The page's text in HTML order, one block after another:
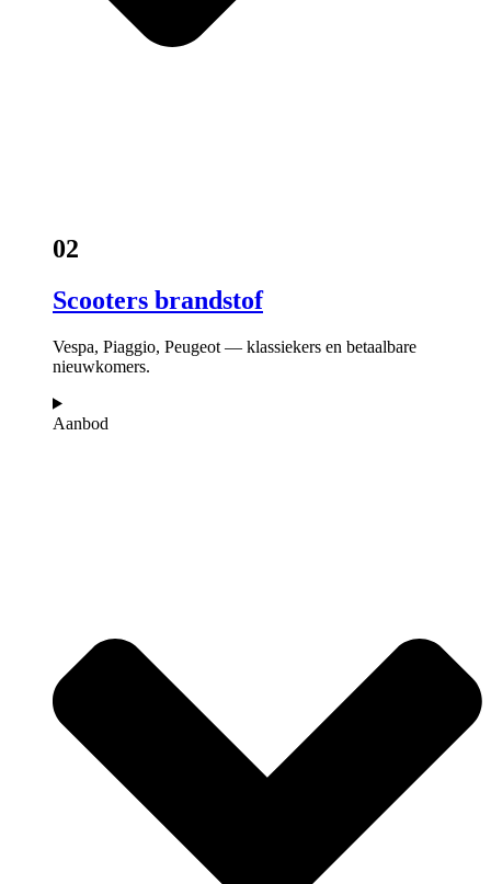
02
Scooters brandstof
Vespa, Piaggio, Peugeot — klassiekers en betaalbare
nieuwkomers.
Aanbod